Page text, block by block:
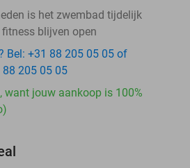
is het zwembad tijdelijk
blijven open
Bel: +31 88 205 05 05 of
205 05 05
want jouw aankoop is 100%